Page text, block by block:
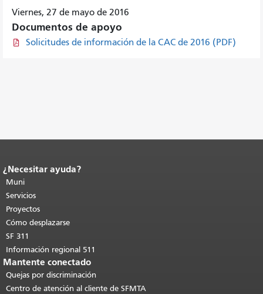
Viernes, 27 de mayo de 2016
Documentos de apoyo
Solicitudes de información de la CAC de 2016 (PDF)
Fin del contenido de la página.
de esta página se repite en todas las
páginas.Volver al principio del
contenido principal
¿Necesitar ayuda?
Muni
Servicios
Proyectos
Cómo desplazarse
SF 311
Información regional 511
Mantente conectado
Quejas por discriminación
Centro de atención al cliente de SFMTA